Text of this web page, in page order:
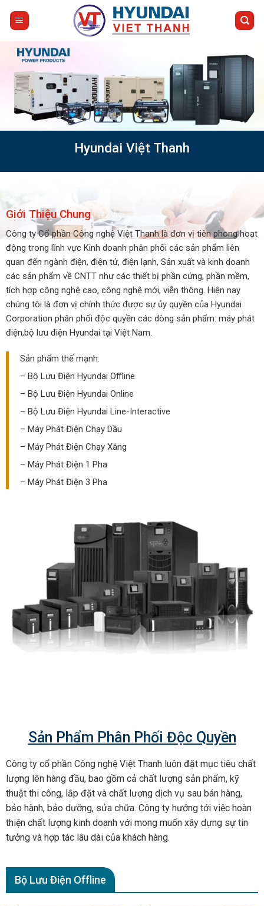
dung
Hyundai Việt Thanh
Giới Thiệu Chung
Công ty Cổ phần Công nghệ Việt Thanh là đơn vị tiên phong hoạt
động trong lĩnh vực Kinh doanh phân phối các sản phẩm liên
quan đến ngành điện, điện tử, điện lạnh, Sản xuất và kinh doanh
các sản phẩm về CNTT như các thiết bị phần cứng, phần mềm,
tích hợp công nghệ cao, công nghệ mới, viễn thông. Hiện nay
chúng tôi là đơn vị chính thức được sự ủy quyền của Hyundai
Corporation phân phối độc quyền các dòng sản phẩm: máy phát
điện,bộ lưu điện Hyundai tại Việt Nam.
Sản phẩm thế mạnh:
–Bộ Lưu Điện Hyundai Offline
–Bộ Lưu Điện Hyundai Online
– Bộ Lưu Điện Hyundai Line-Interactive
–Máy Phát Điện Chạy Dầu
–Máy Phát Điện Chạy Xăng
– Máy Phát Điện 1 Pha
– Máy Phát Điện 3 Pha
Sản Phẩm Phân Phối Độc Quyền
Công ty cổ phần Công nghệ Việt Thanh luôn đặt mục tiêu chất
lượng lên hàng đầu, bao gồm cả chất lượng sản phẩm, kỹ
thuật thi công, lắp đặt và chất lượng dịch vụ sau bán hàng,
bảo hành, bảo dưỡng, sửa chữa. Công ty hướng tới việc hoàn
thiện chất lượng kinh doanh với mong muốn xây dựng sự tin
tưởng và hợp tác lâu dài của khách hàng.
Bộ Lưu Điện Offline